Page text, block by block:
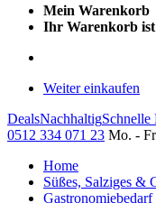
Mein Warenkorb
Ihr Warenkorb
Weiter einkaufen
DealsNachhaltigSchnelle
0512 334 071 23 Mo. -
Home
Süßes, Salziges &
Gastronomiebedarf